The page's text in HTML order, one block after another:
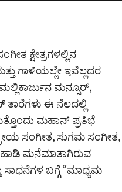
ಕ್ಷೇತ್ರಗಳಲ್ಲಿನ
ಗಾಳಿಯಲ್ಲೇ ಇವೆಲ್ಲದರ
ಮನ್ಸೂರ್,
ಈ ನೆಲದಲ್ಲಿ
ಮಹಾನ್ ಪ್ರತಿಭೆ
ಸಂಗೀತ, ಸುಗಮ ಸಂಗೀತ,
ಹಾಡಿ ಮನೆಮಾತಾಗಿರುವ
ಸಾಧನೆಗಳ ಬಗ್ಗೆ “ಮಾಧ್ಯಮ